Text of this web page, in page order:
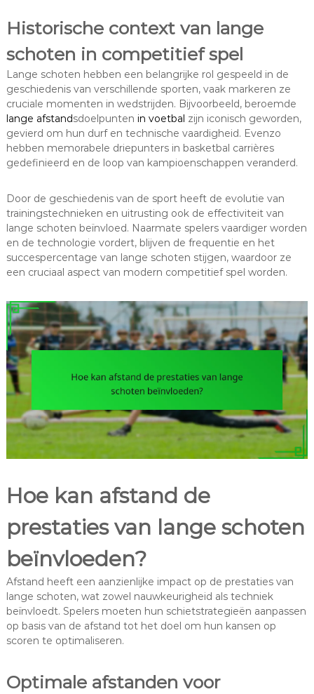
Historische context van lange
schoten in competitief spel
Lange schoten hebben een belangrijke rol gespeeld in de
geschiedenis van verschillende sporten, vaak markeren ze
cruciale momenten in wedstrijden. Bijvoorbeeld, beroemde
lange afstandsdoelpunten in voetbal zijn iconisch geworden,
gevierd om hun durf en technische vaardigheid. Evenzo
hebben memorabele driepunters in basketbal carrières
gedefinieerd en de loop van kampioenschappen veranderd.
Door de geschiedenis van de sport heeft de evolutie van
trainingstechnieken en uitrusting ook de effectiviteit van
lange schoten beïnvloed. Naarmate spelers vaardiger worden
en de technologie vordert, blijven de frequentie en het
succespercentage van lange schoten stijgen, waardoor ze
een cruciaal aspect van modern competitief spel worden.
Hoe kan afstand de
prestaties van lange schoten
beïnvloeden?
Afstand heeft een aanzienlijke impact op de prestaties van
lange schoten, wat zowel nauwkeurigheid als techniek
beïnvloedt. Spelers moeten hun schietstrategieën aanpassen
op basis van de afstand tot het doel om hun kansen op
scoren te optimaliseren.
Optimale afstanden voor